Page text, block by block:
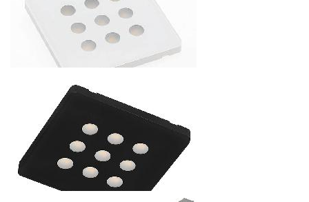
СВЕТОДИОДНЫЙ СВЕТИЛЬНИК CALDERON
(НАДШКАФНЫЙ СВЕТИЛЬНИК) 12V, 1,8W, IP20, 9 ДИОДОВ
189
СВЕТОДИОДНЫЙ СВЕТИЛЬНИК EVITA 12V, 2,2W, IP20, 9
ДИОДОВ БЕЛЫЙ
от 420р.